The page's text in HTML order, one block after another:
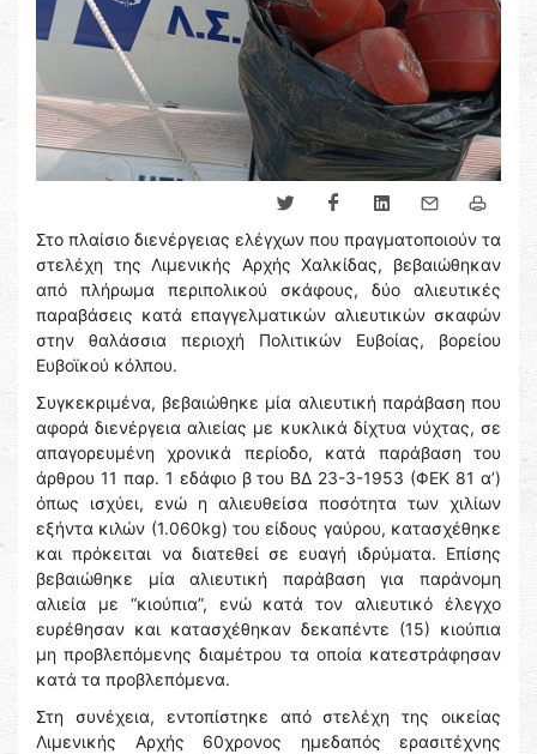
Στο πλαίσιο διενέργειας ελέγχων που πραγματοποιούν τα
στελέχη της Λιμενικής Αρχής Χαλκίδας, βεβαιώθηκαν
από πλήρωμα περιπολικού σκάφους, δύο αλιευτικές
παραβάσεις κατά επαγγελματικών αλιευτικών σκαφών
στην θαλάσσια περιοχή Πολιτικών Ευβοίας, βορείου
Ευβοϊκού κόλπου.
Συγκεκριμένα, βεβαιώθηκε μία αλιευτική παράβαση που
αφορά διενέργεια αλιείας με κυκλικά δίχτυα νύχτας, σε
απαγορευμένη χρονικά περίοδο, κατά παράβαση του
άρθρου 11 παρ. 1 εδάφιο β του ΒΔ 23-3-1953 (ΦΕΚ 81 α’)
όπως ισχύει, ενώ η αλιευθείσα ποσότητα των χιλίων
εξήντα κιλών (1.060kg) του είδους γαύρου, κατασχέθηκε
και πρόκειται να διατεθεί σε ευαγή ιδρύματα. Επίσης
βεβαιώθηκε μία αλιευτική παράβαση για παράνομη
αλιεία με “κιούπια”, ενώ κατά τον αλιευτικό έλεγχο
ευρέθησαν και κατασχέθηκαν δεκαπέντε (15) κιούπια
μη προβλεπόμενης διαμέτρου τα οποία κατεστράφησαν
κατά τα προβλεπόμενα.
Στη συνέχεια, εντοπίστηκε από στελέχη της οικείας
Λιμενικής Αρχής 60χρονος ημεδαπός ερασιτέχνης